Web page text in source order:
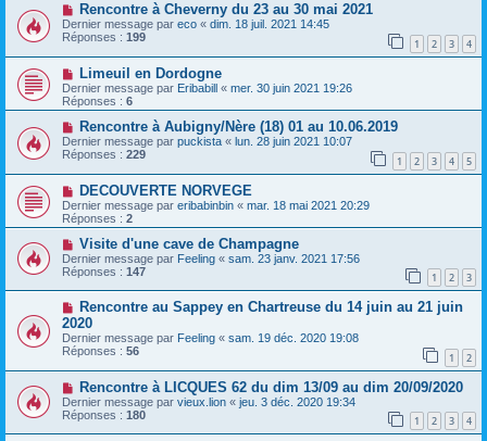
Rencontre à Cheverny du 23 au 30 mai 2021
Dernier message par eco « dim. 18 juil. 2021 14:45
Réponses : 199 1 2 3 4
Limeuil en Dordogne
Dernier message par Eribabill « mer. 30 juin 2021 19:26
Réponses : 6
Rencontre à Aubigny/Nère (18) 01 au 10.06.2019
Dernier message par puckista « lun. 28 juin 2021 10:07
Réponses : 229 1 2 3 4 5
DECOUVERTE NORVEGE
Dernier message par eribabinbin « mar. 18 mai 2021 20:29
Réponses : 2
Visite d'une cave de Champagne
Dernier message par Feeling « sam. 23 janv. 2021 17:56
Réponses : 147 1 2 3
Rencontre au Sappey en Chartreuse du 14 juin au 21 juin
2020
Dernier message par Feeling « sam. 19 déc. 2020 19:08
Réponses : 56 1 2
Rencontre à LICQUES 62 du dim 13/09 au dim 20/09/2020
Dernier message par vieux.lion « jeu. 3 déc. 2020 19:34
Réponses : 180 1 2 3 4